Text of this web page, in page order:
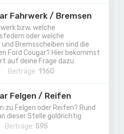
Fahrwerk / Bremsen
bzw. welche
oder welche
und Bremsscheiben sind die
Ford Cougar? Hier bekommst
auf deine Frage dazu
Beiträge: 1160
Felgen / Reifen
zu Felgen oder Reifen? Rund
dieser Stelle goldrichtig
Beiträge: 595